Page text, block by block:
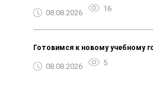
08.08.2026 16
Готовимся к новому учебному
08.08.2026 5